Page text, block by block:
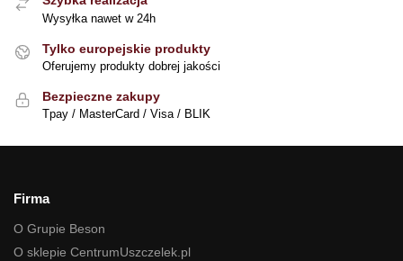
Wysyłka nawet w 24h
Tylko europejskie produkty
Oferujemy produkty dobrej jakości
Bezpieczne zakupy
Tpay / MasterCard / Visa / BLIK
Firma
O Grupie Beson
O sklepie CentrumUszczelek.pl